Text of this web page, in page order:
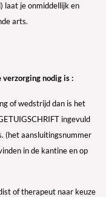
laat je onmiddellijk en
arts.
verzorging nodig is :
of wedstrijd dan is het
ingevuld
(het aansluitingsnummer
in de kantine en op
of therapeut naar keuze